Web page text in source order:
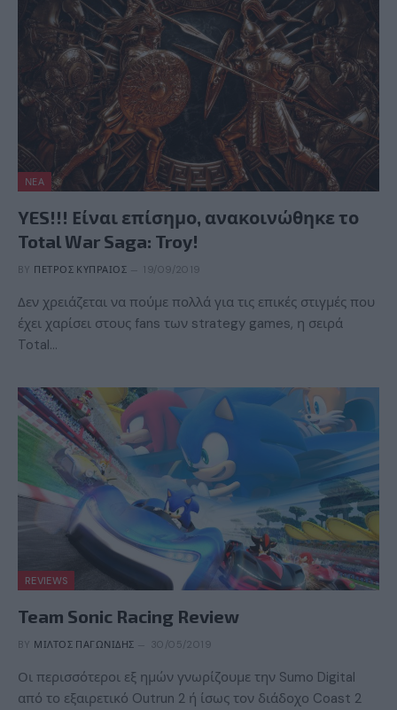
ΝΈΑ
YES!!! Είναι επίσημο, ανακοινώθηκε το
Total War Saga: Troy!
BY ΠΈΤΡΟΣ ΚΥΠΡΑΊΟΣ 19/09/2019
Δεν χρειάζεται να πούμε πολλά για τις επικές στιγμές που
έχει χαρίσει στους fans των strategy games, η σειρά
Total…
REVIEWS
Team Sonic Racing Review
BY ΜΊΛΤΟΣ ΠΑΓΩΝΊΔΗΣ 30/05/2019
Οι περισσότεροι εξ ημών γνωρίζουμε την Sumo Digital
από το εξαιρετικό Outrun 2 ή ίσως τον διάδοχο Coast 2